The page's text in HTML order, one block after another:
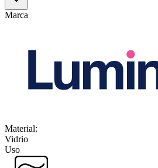
Marca
Material:
Vidrio
Uso